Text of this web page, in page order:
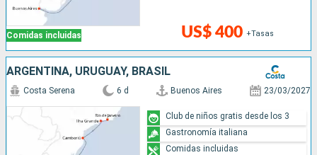
Comidas incluidas US$ 400 +Tasas
ARGENTINA, URUGUAY, BRASIL
Costa Serena 6 d Buenos Aires 23/03/2027
Club de niños gratis desde los 3
Gastronomía italiana
Comidas incluidas